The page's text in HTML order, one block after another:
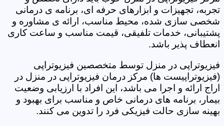
تجربه، تجهیزات و ابزارهای حرفه ای، برنامه ی درمانی
شخصی سازی شده، محیط مناسب، ارائه ی مشاوره و
پشتیبانی، خدمات تلفیقی، قیمت مناسب و ساعت کاری
انعطاف پذیر باشد.
فیزیوتراپی در منزل توسط متخصصین فیزیوتراپی
(فیزیوتراپیست ها) مرکز درمان فیزیوتراپی در منزل در
اراج ارائه و اجرا می باشد، این افراد با ارزیابی وضعیت
بیمار، برنامه های درمانی خاص و مناسب برای بهبود و
بهینه سازی حالت فیزیکی فرد را تدوین می کنند.